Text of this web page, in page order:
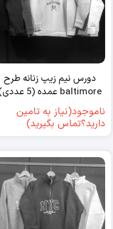
دورس نیم زیپ زنانه طرح
baltimore عمده (5 عددی)
ناموجود(نیاز به تامین
دارید؟تماس بگیرید)